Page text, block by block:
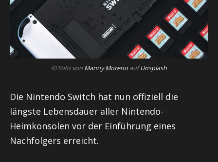
© Foto von Manny MorenoaufUnsplash
Die Nintendo Switch hat nun offiziell die
längste Lebensdauer aller Nintendo-
Heimkonsolen vor der Einführung eines
Nachfolgers erreicht.